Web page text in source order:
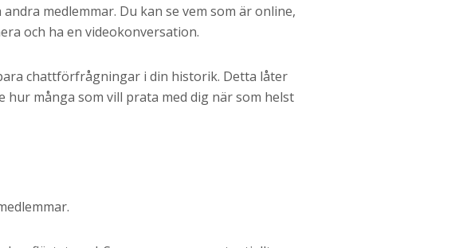
medlemmar. Du kan se vem som är online,
och ha en videokonversation.
chattförfrågningar i din historik. Detta låter
många som vill prata med dig när som helst